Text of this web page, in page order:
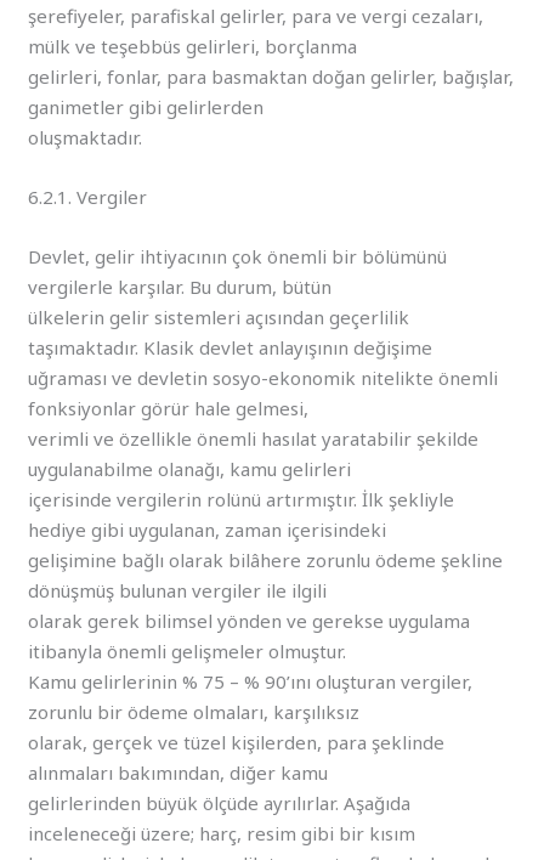
şerefiyeler, parafiskal gelirler, para ve vergi cezaları,
mülk ve teşebbüs gelirleri, borçlanma
gelirleri, fonlar, para basmaktan doğan gelirler, bağışlar,
ganimetler gibi gelirlerden
oluşmaktadır.
6.2.1. Vergiler
Devlet, gelir ihtiyacının çok önemli bir bölümünü
vergilerle karşılar. Bu durum, bütün
ülkelerin gelir sistemleri açısından geçerlilik
taşımaktadır. Klasik devlet anlayışının değişime
uğraması ve devletin sosyo-ekonomik nitelikte önemli
fonksiyonlar görür hale gelmesi,
verimli ve özellikle önemli hasılat yaratabilir şekilde
uygulanabilme olanağı, kamu gelirleri
içerisinde vergilerin rolünü artırmıştır. İlk şekliyle
hediye gibi uygulanan, zaman içerisindeki
gelişimine bağlı olarak bilâhere zorunlu ödeme şekline
dönüşmüş bulunan vergiler ile ilgili
olarak gerek bilimsel yönden ve gerekse uygulama
itibanyla önemli gelişmeler olmuştur.
Kamu gelirlerinin % 75 – % 90’ını oluşturan vergiler,
zorunlu bir ödeme olmaları, karşılıksız
olarak, gerçek ve tüzel kişilerden, para şeklinde
alınmaları bakımından, diğer kamu
gelirlerinden büyük ölçüde ayrılırlar. Aşağıda
inceleneceği üzere; harç, resim gibi bir kısım